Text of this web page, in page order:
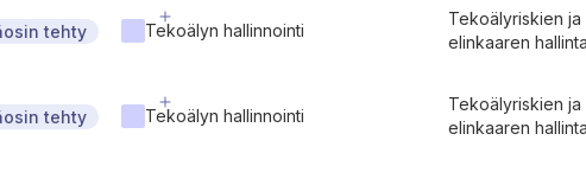
tehty Tekoälyn hallinnointi
Tekoälyriskien ja
elinkaaren hallinta
tehty Tekoälyn hallinnointi
Tekoälyriskien ja
elinkaaren hallinta